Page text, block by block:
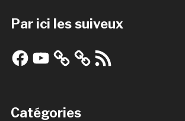
Par ici les suiveux
Facebook
YouTube
Flux
RSS
Catégories